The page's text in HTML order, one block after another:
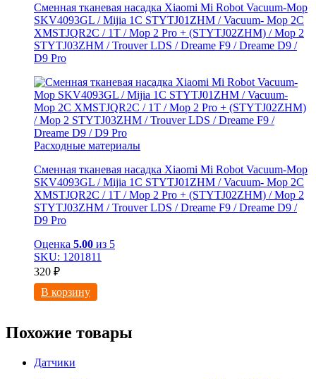
Сменная тканевая насадка Xiaomi Mi Robot Vacuum-Mop
SKV4093GL / Mijia 1C STYTJ01ZHM / Vacuum- Mop 2C
XMSTJQR2C / 1T / Mop 2 Pro + (STYTJ02ZHM) / Mop 2
STYTJ03ZHM / Trouver LDS / Dreame F9 / Dreame D9 /
D9 Pro
Расходные материалы
Сменная тканевая насадка Xiaomi Mi Robot Vacuum-Mop
SKV4093GL / Mijia 1C STYTJ01ZHM / Vacuum- Mop 2C
XMSTJQR2C / 1T / Mop 2 Pro + (STYTJ02ZHM) / Mop 2
STYTJ03ZHM / Trouver LDS / Dreame F9 / Dreame D9 /
D9 Pro
Оценка 5.00 из 5
SKU: 1201811
320 ₽
В корзину
Похожие товары
Датчики